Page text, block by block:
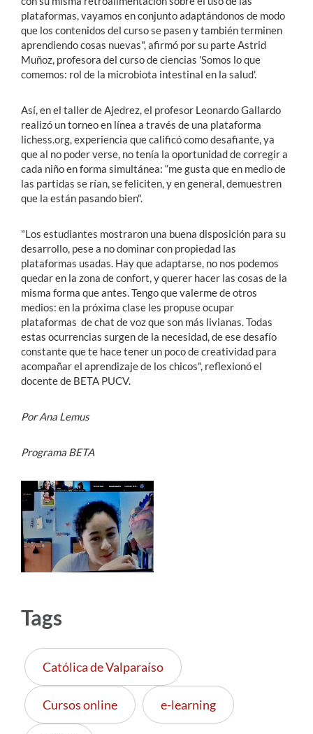
plataformas, vayamos en conjunto adaptándonos de modo
que los contenidos del curso se pasen y también terminen
aprendiendo cosas nuevas", afirmó por su parte Astrid
Muñoz, profesora del curso de ciencias 'Somos lo que
comemos: rol de la microbiota intestinal en la salud'.
Así, en el taller de Ajedrez, el profesor Leonardo Gallardo
realizó un torneo en línea a través de una plataforma
lichess.org, experiencia que calificó como desafiante, ya
que al no poder verse, no tenía la oportunidad de corregir a
cada niño en forma simultánea: “me gusta que en medio de
las partidas se rían, se feliciten, y en general, demuestren
que la están pasando bien".
"Los estudiantes mostraron una buena disposición para su
desarrollo, pese a no dominar con propiedad las
plataformas usadas. Hay que adaptarse, no nos podemos
quedar en la zona de confort, y querer hacer las cosas de la
misma forma que antes. Tengo que valerme de otros
medios: en la próxima clase les propuse ocupar
plataformas de chat de voz que son más livianas. Todas
estas ocurrencias surgen de la necesidad, de ese desafío
constante que te hace tener un poco de creatividad para
acompañar el aprendizaje de los chicos", reflexionó el
docente de BETA PUCV.
Por Ana Lemus
Programa BETA
Tags
Católica de Valparaíso
Cursos online e-learning